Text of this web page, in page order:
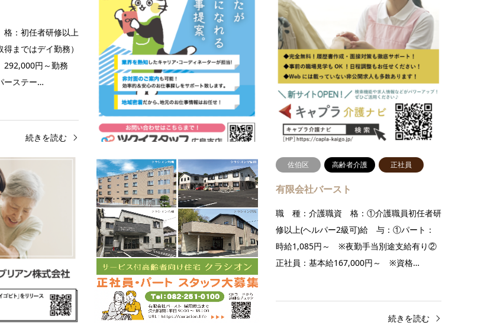
：初任者研修以上
得まではデイ勤務）
円～勤務
ーステー…
続きを読む
ツクイスタッフ
職 種：介護職・看護助手資 格：介護職員
初任者研修以上（現在、取得中の方の応募も
O.K）給 与：派遣：派派遣：1,200円〜
1,875円（資格・経験による） …
続きを読む
未経験可介護職員
あれば尚良し給
円+交通費（規定）
力等を考…
続きを読む
中区 高齢者介護 正社員
シューペルブリアン株式会社
職 種：介護職資 格：無資格・未経験OK
資格支援制度あり（当社規定あり）給 与：
時給1,100円～1,400円（初任者研修終了
1,200円、実務者研修終了1,300円、…
続きを読む
佐伯区 高齢者介護 正社員
有限会社バースト
職 種：介護職資 格：①介護職員初任者研
修以上(ヘルパー2級可)給 与：①パート：
時給1,085円～ ※夜勤手当別途支給有り②
正社員：基本給167,000円～ ※資格…
続きを読む